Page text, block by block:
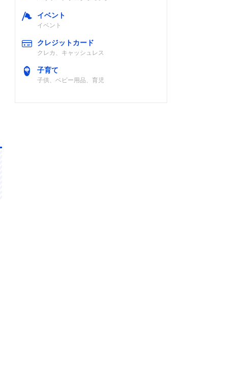
イベント
イベント
クレジットカード
クレカ、キャッシュレス
子育て
子供、ベビー用品、育児